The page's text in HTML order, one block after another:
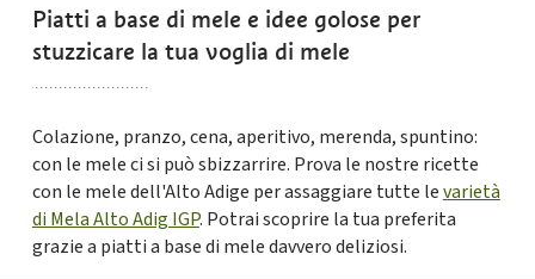
Piatti a base di mele e idee golose per
stuzzicare la tua voglia di mele
Colazione, pranzo, cena, aperitivo, merenda, spuntino:
con le mele ci si può sbizzarrire. Prova le nostre ricette
con le mele dell'Alto Adige per assaggiare tutte levarietà
di Mela Alto Adig IGP. Potrai scoprire la tua preferita
grazie a piatti a base di mele davvero deliziosi.